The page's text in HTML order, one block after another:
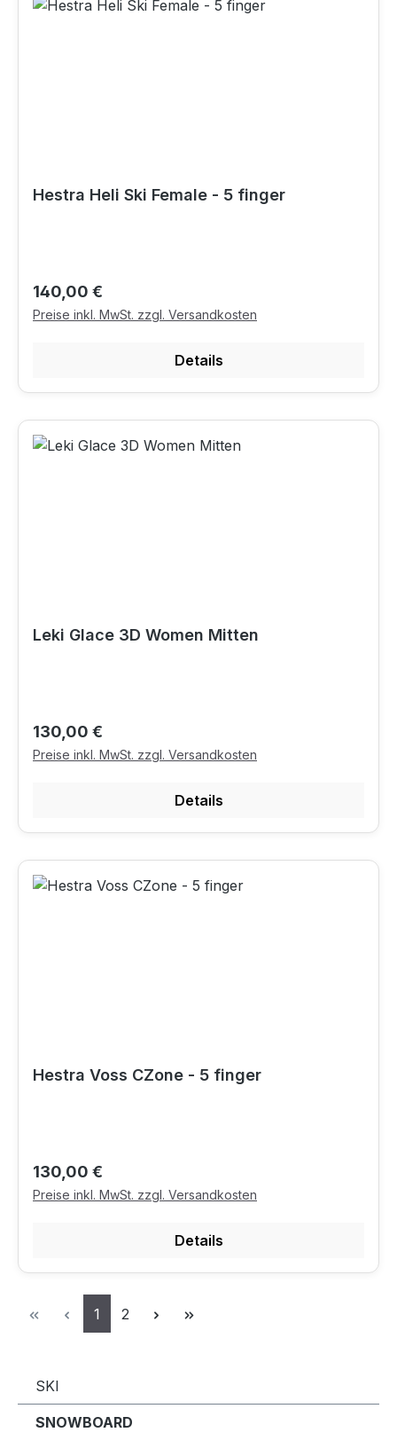
Hestra Heli Ski Female - 5 finger
Regulärer Preis:
140,00 €
Preise inkl. MwSt. zzgl. Versandkosten
Details
Leki Glace 3D Women Mitten
Regulärer Preis:
130,00 €
Preise inkl. MwSt. zzgl. Versandkosten
Details
Hestra Voss CZone - 5 finger
Regulärer Preis:
130,00 €
Preise inkl. MwSt. zzgl. Versandkosten
Details
Seite
1 Seite
2
SKI
SNOWBOARD